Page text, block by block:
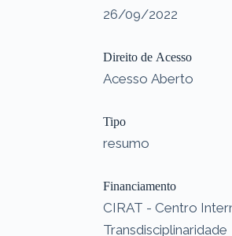
26/09/2022
Direito de Acesso
Acesso Aberto
Tipo
resumo
Financiamento
CIRAT - Centro
Transdisciplinaridade